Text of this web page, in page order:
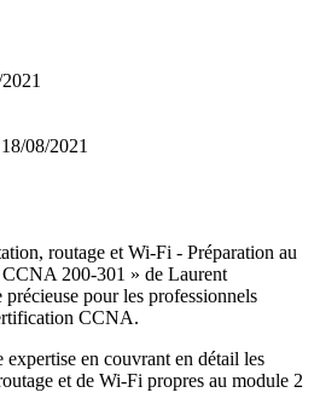
18/08/2021
routage et Wi-Fi - Préparation au
200-301 » de Laurent
pour les professionnels
CCNA.
en couvrant en détail les
et de Wi-Fi propres au module 2